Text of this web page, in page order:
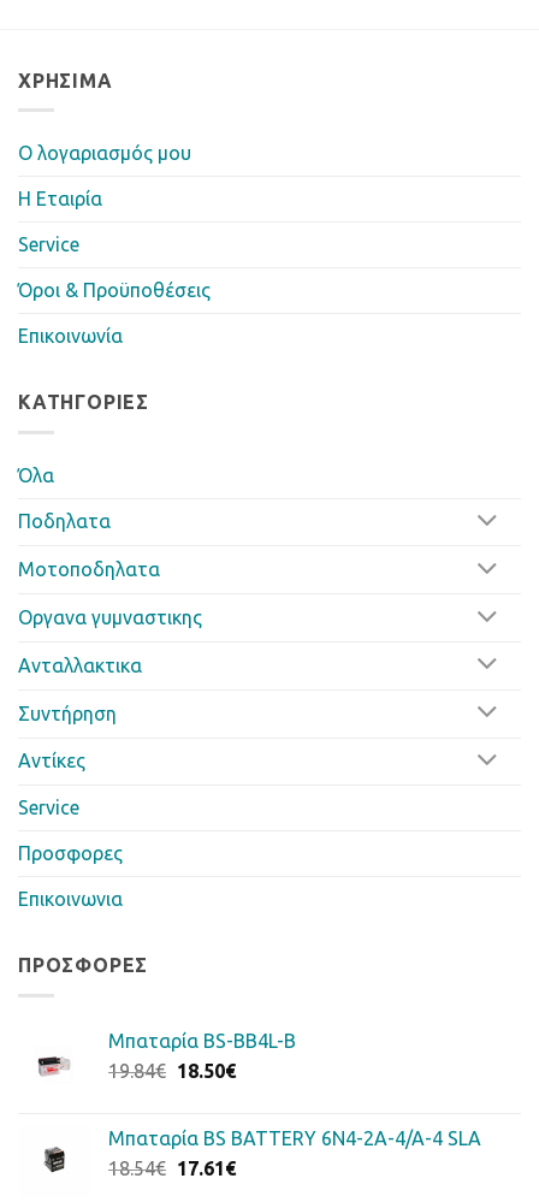
ΧΡΉΣΙΜΑ
Ο λογαριασμός μου
Η Eταιρία
Service
Όροι & Προϋποθέσεις
Επικοινωνία
ΚΑΤΗΓΟΡΊΕΣ
Όλα
Ποδηλατα
Μοτοποδηλατα
Οργανα γυμναστικης
Ανταλλακτικα
Συντήρηση
Αντίκες
Service
Προσφορες
Επικοινωνια
ΠΡΟΣΦΟΡΈΣ
Μπαταρία BS-BB4L-B
19.84€ Original
19.84€.
18.50€Η
είναι:
18.50€.
Μπαταρία BS BATTERY 6N4-2A-4/A-4 SLA
18.54€ Original
17.61€Η